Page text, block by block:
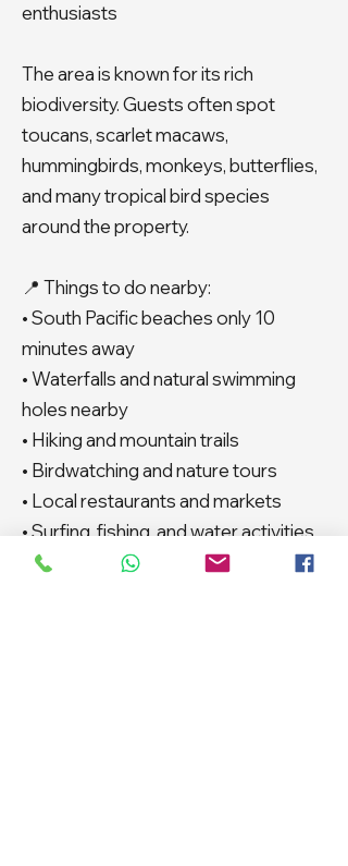
enthusiasts
The area is known for its rich
biodiversity. Guests often spot
toucans, scarlet macaws,
hummingbirds, monkeys, butterflies,
and many tropical bird species
around the property.
📍 Things to do nearby:
• South Pacific beaches only 10
minutes away
• Waterfalls and natural swimming
holes nearby
• Hiking and mountain trails
• Birdwatching and nature tours
• Local restaurants and markets
• Surfing, fishing, and water activities
• Easy access to Dominical and Uvita